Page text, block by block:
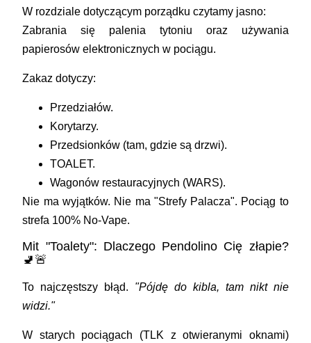
W rozdziale dotyczącym porządku czytamy jasno:
Zabrania się palenia tytoniu oraz używania
papierosów elektronicznych w pociągu.
Zakaz dotyczy:
Przedziałów.
Korytarzy.
Przedsionków (tam, gdzie są drzwi).
TOALET.
Wagonów restauracyjnych (WARS).
Nie ma wyjątków. Nie ma "Strefy Palacza". Pociąg to
strefa 100% No-Vape.
Mit "Toalety": Dlaczego Pendolino Cię złapie?
🚽🚨
To najczęstszy błąd. "Pójdę do kibla, tam nikt nie
widzi."
W starych pociągach (TLK z otwieranymi oknami)